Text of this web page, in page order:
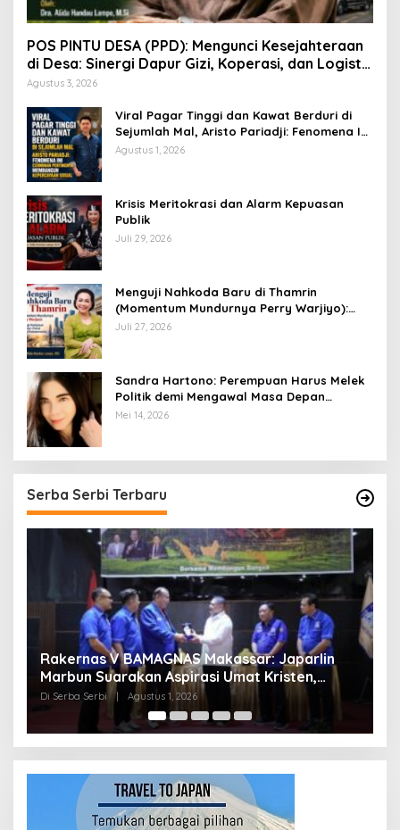
POS PINTU DESA (PPD): Mengunci Kesejahteraan
di Desa: Sinergi Dapur Gizi, Koperasi, dan Logistik
Terpadu
Agustus 3, 2026
Viral Pagar Tinggi dan Kawat Berduri di
Sejumlah Mal, Aristo Pariadji: Fenomena Ini
Cerminan Pentingnya Membangun
Agustus 1, 2026
​Krisis Meritokrasi dan Alarm Kepuasan
Publik
Juli 29, 2026
​Menguji Nahkoda Baru di Thamrin
(Momentum Mundurnya Perry Warjiyo):
Sinergi Kebijakan Moneter-Fiskal di Era
Juli 27, 2026
Sandra Hartono: Perempuan Harus Melek
Politik demi Mengawal Masa Depan
Bangsa
Mei 14, 2026
Serba Serbi Terbaru
Momentum Kesatuan Doa Nasional 2026
Bakal Digelar di HUT RI Ke-81, Seluruh Aras
Gereja Bersatu Doakan Indonesia
Di Serba Serbi Juli 21, 2026